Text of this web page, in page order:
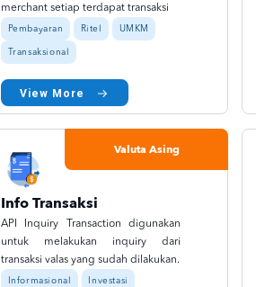
merchant setiap terdapat transaksi
Pembayaran Ritel UMKM
Transaksional
View More
Info Transaksi
API Inquiry Transaction digunakan
untuk melakukan inquiry dari
transaksi valas yang sudah dilakukan.
Informasional Investasi
Valuta Asing